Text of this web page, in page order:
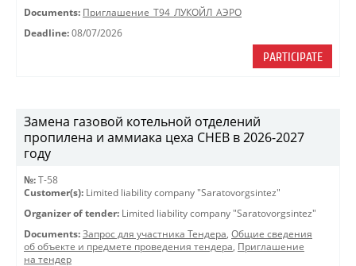
Documents: Приглашение_Т94_ЛУКОЙЛ_АЭРО
Deadline: 08/07/2026
PARTICIPATE
Замена газовой котельной отделений
пропилена и аммиака цеха СНЕВ в 2026-2027
году
№: Т-58
Customer(s): Limited liability company "Saratovorgsintez"
Organizer of tender: Limited liability company "Saratovorgsintez"
Documents: Запрос для участника Тендера, Общие сведения
об объекте и предмете проведения тендера, Приглашение
на тендер